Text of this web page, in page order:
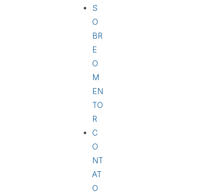
S
O
BR
E
O
M
EN
TO
R
C
O
NT
AT
O